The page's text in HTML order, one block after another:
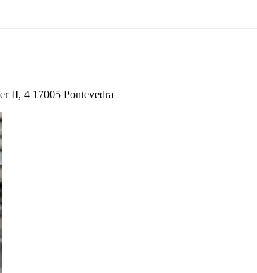
II, 4 17005 Pontevedra